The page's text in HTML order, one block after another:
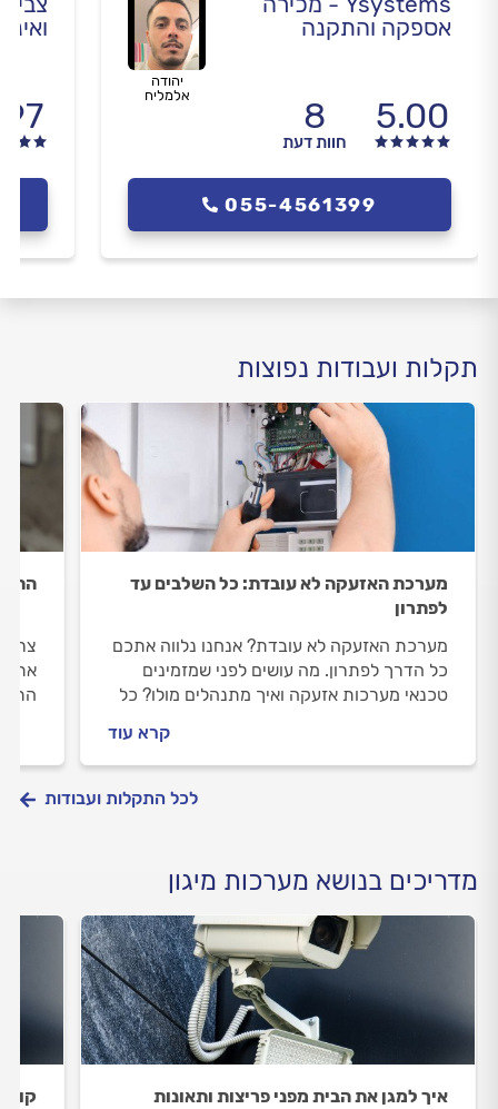
אספקה והתקנה
5.00
8
חוות דעת
יהודה
אלמליח
055-4561399
תקלות ועבודות נפוצות
מערכת האזעקה לא עובדת: כל השלבים עד
לפתרון
מערכת האזעקה לא עובדת? אנחנו נלווה אתכם
כל הדרך לפתרון. מה עושים לפני שמזמינים
טכנאי מערכות אזעקה ואיך מתנהלים מולו? כל
קרא עוד
לכל התקלות ועבודות
מדריכים בנושא מערכות מיגון
איך למגן את הבית מפני פריצות ותאונות